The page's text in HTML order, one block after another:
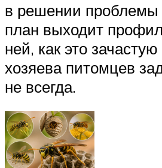
в решении проблемы
план выходит
ней, как это
хозяева питомцев
не всегда.